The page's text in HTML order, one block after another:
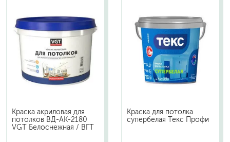
Краска акриловая для
потолков ВД-АК-2180
VGT Белоснежная / ВГТ
Краска для потолка
супербелая Текс Профи